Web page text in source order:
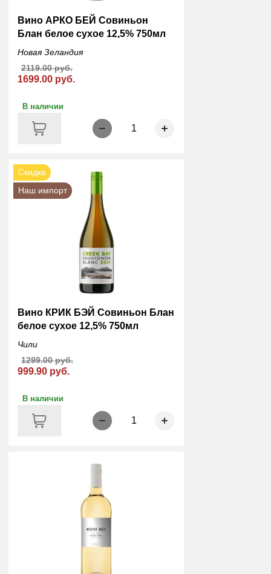
Вино АРКО БЕЙ Совиньон
Блан белое сухое 12,5% 750мл
Новая Зеландия
1699.00 руб.
2119.00 руб.
В наличии
1
Скидка
Наш импорт
Вино КРИК БЭЙ Совиньон Блан
белое сухое 12,5% 750мл
Чили
999.90 руб.
1299.00 руб.
В наличии
1